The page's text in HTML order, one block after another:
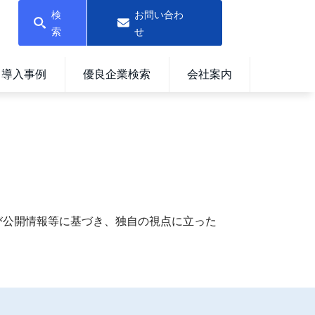
検
索
お問い合わ
せ
導入事例 優良企業検索 会社案内
開情報等に基づき、独自の視点に立った